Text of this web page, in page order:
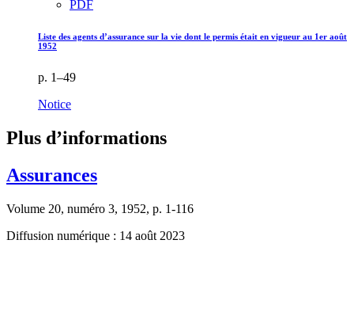
PDF
Liste des agents d’assurance sur la vie dont le permis était en vigueur au 1er août
1952
p. 1–49
Notice
Plus d’informations
Assurances
Volume 20, numéro 3, 1952, p. 1-116
Diffusion numérique : 14 août 2023